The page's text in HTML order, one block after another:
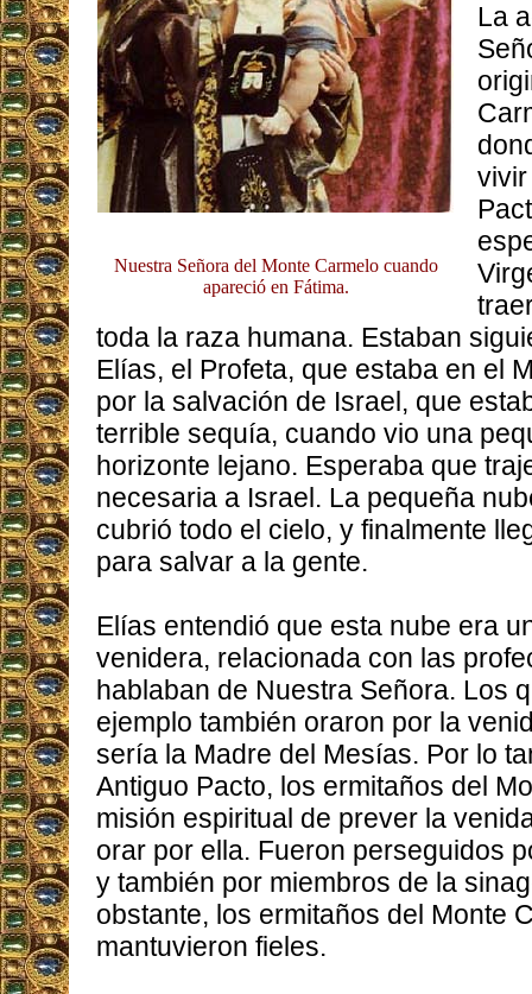
Nuestra Señora del Monte Carmelo cuando
apareció en Fátima.
La
toda la raza humana. Estaban
Elías, el Profeta, que estaba en el
por la salvación de Israel, que
terrible sequía, cuando vio una
horizonte lejano. Esperaba que
necesaria a Israel. La pequeña
cubrió todo el cielo, y finalmente
para salvar a la gente.
Elías entendió que esta nube era
venidera, relacionada con las
hablaban de Nuestra Señora. Los
ejemplo también oraron por la
sería la Madre del Mesías. Por lo
Antiguo Pacto, los ermitaños del
misión espiritual de prever la
orar por ella. Fueron perseguidos
y también por miembros de la
obstante, los ermitaños del Monte
mantuvieron fieles.